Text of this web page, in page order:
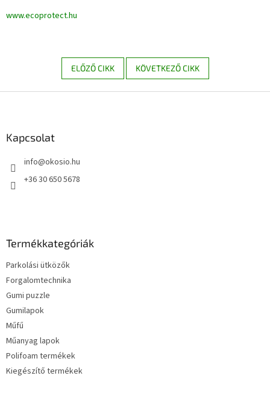
www.ecoprotect.hu
ELŐZŐ CIKK KÖVETKEZŐ CIKK
Kapcsolat
info@okosio.hu
+36 30 650 5678
Termékkategóriák
Parkolási ütközők
Forgalomtechnika
Gumi puzzle
Gumilapok
Műfű
Műanyag lapok
Polifoam termékek
Kiegészítő termékek